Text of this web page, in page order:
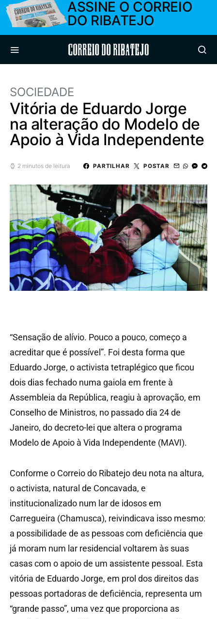
ASSINE O CORREIO
DO RIBATEJO
Correio do Ribatejo
SOCIEDADE
Vitória de Eduardo Jorge
na alteração do Modelo de
Apoio à Vida Independente
2 minutos de leitura PARTILHAR POSTAR
“Sensação de alívio. Pouco a pouco, começo a
acreditar que é possível”. Foi desta forma que
Eduardo Jorge, o activista tetraplégico que ficou
dois dias fechado numa gaiola em frente à
Assembleia da República, reagiu à aprovação, em
Conselho de Ministros, no passado dia 24 de
Janeiro, do decreto-lei que altera o programa
Modelo de Apoio à Vida Independente (MAVI).
Conforme o Correio do Ribatejo deu nota na altura,
o activista, natural de Concavada, e
institucionalizado num lar de idosos em
Carregueira (Chamusca), reivindicava isso mesmo:
a possibilidade de as pessoas com deficiência que
já moram num lar residencial voltarem às suas
casas com o apoio de um assistente pessoal. Esta
vitória de Eduardo Jorge, em prol dos direitos das
pessoas portadoras de deficiência, representa um
“grande passo”, uma vez que proporciona as